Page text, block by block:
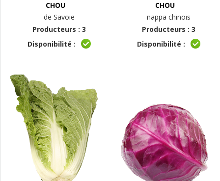
CHOU
de Savoie
Producteurs : 3
Disponibilité :
CHOU
nappa chinois
Producteurs : 3
Disponibilité :